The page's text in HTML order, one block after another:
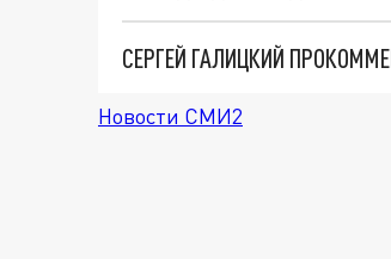
СЕРГЕЙ ГАЛИЦКИЙ
Новости СМИ2